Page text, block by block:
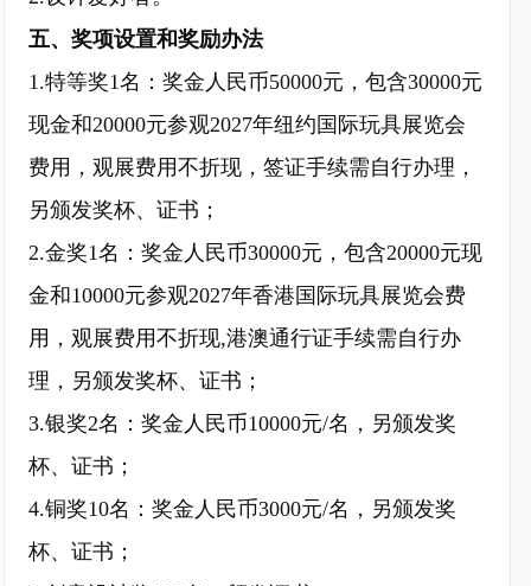
五、奖项设置和奖励办法
1.特等奖1名：奖金人民币50000元，包含30000元
现金和20000元参观2027年纽约国际玩具展览会
费用，观展费用不折现，签证手续需自行办理，
另颁发奖杯、证书；
2.金奖1名：奖金人民币30000元，包含20000元现
金和10000元参观2027年香港国际玩具展览会费
用，观展费用不折现,港澳通行证手续需自行办
理，另颁发奖杯、证书；
3.银奖2名：奖金人民币10000元/名，另颁发奖
杯、证书；
4.铜奖10名：奖金人民币3000元/名，另颁发奖
杯、证书；